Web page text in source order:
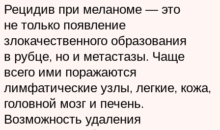
Рецидив при меланоме — это
не только появление
злокачественного образования
в рубце, но и метастазы. Чаще
всего ими поражаются
лимфатические узлы, легкие, кожа,
головной мозг и печень.
Возможность удаления